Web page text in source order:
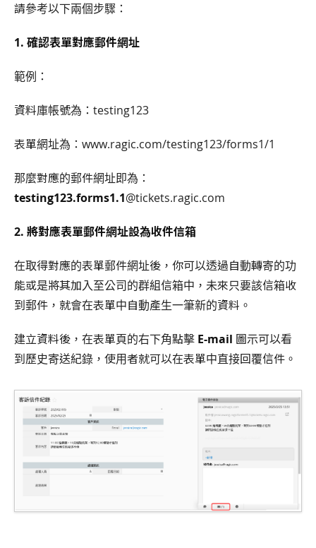
請參考以下兩個步驟：
1. 確認表單對應郵件網址
範例：
資料庫帳號為：testing123
表單網址為：www.ragic.com/testing123/forms1/1
那麼對應的郵件網址即為：
testing123.forms1.1@tickets.ragic.com
2. 將對應表單郵件網址設為收件信箱
在取得對應的表單郵件網址後，你可以透過自動轉寄的功
能或是將其加入至公司的群組信箱中，未來只要該信箱收
到郵件，就會在表單中自動產生一筆新的資料。
建立資料後，在表單頁的右下角點擊 E-mail 圖示可以看
到歷史寄送紀錄，使用者就可以在表單中直接回覆信件。